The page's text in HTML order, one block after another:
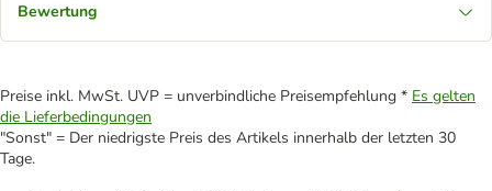
Bewertung
Preise inkl. MwSt. UVP = unverbindliche Preisempfehlung * Es gelten
die Lieferbedingungen
"Sonst" = Der niedrigste Preis des Artikels innerhalb der letzten 30
Tage.